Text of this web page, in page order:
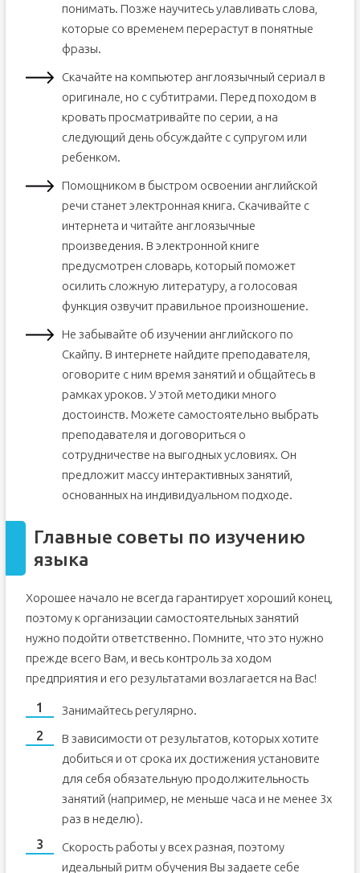
понимать. Позже научитесь улавливать слова,
которые со временем перерастут в понятные
фразы.
Скачайте на компьютер англоязычный сериал в
оригинале, но с субтитрами. Перед походом в
кровать просматривайте по серии, а на
следующий день обсуждайте с супругом или
ребенком.
Помощником в быстром освоении английской
речи станет электронная книга. Скачивайте с
интернета и читайте англоязычные
произведения. В электронной книге
предусмотрен словарь, который поможет
осилить сложную литературу, а голосовая
функция озвучит правильное произношение.
Не забывайте об изучении английского по
Скайпу. В интернете найдите преподавателя,
оговорите с ним время занятий и общайтесь в
рамках уроков. У этой методики много
достоинств. Можете самостоятельно выбрать
преподавателя и договориться о
сотрудничестве на выгодных условиях. Он
предложит массу интерактивных занятий,
основанных на индивидуальном подходе.
Главные советы по изучению
языка
Хорошее начало не всегда гарантирует хороший конец,
поэтому к организации самостоятельных занятий
нужно подойти ответственно. Помните, что это нужно
прежде всего Вам, и весь контроль за ходом
предприятия и его результатами возлагается на Вас!
Занимайтесь регулярно.
В зависимости от результатов, которых хотите
добиться и от срока их достижения установите
для себя обязательную продолжительность
занятий (например, не меньше часа и не менее 3х
раз в неделю).
Скорость работы у всех разная, поэтому
идеальный ритм обучения Вы задаете себе